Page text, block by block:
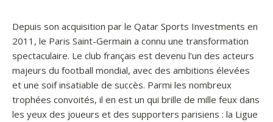
Depuis son acquisition par le Qatar Sports Investments en
2011, le Paris Saint-Germain a connu une transformation
spectaculaire. Le club français est devenu l’un des acteurs
majeurs du football mondial, avec des ambitions élevées
et une soif insatiable de succès. Parmi les nombreux
trophées convoités, il en est un qui brille de mille feux dans
les yeux des joueurs et des supporters parisiens : la Ligue